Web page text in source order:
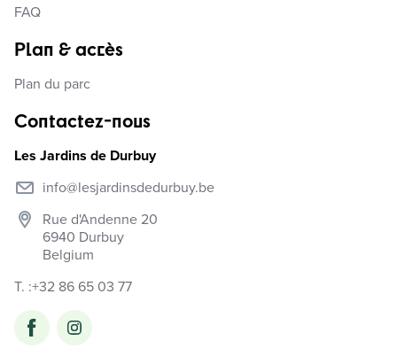
FAQ
Plan & accès
Plan du parc
Contactez-nous
Les Jardins de Durbuy
info@lesjardinsdedurbuy.be
Rue d'Andenne 20
6940 Durbuy
Belgium
T. :+32 86 65 03 77